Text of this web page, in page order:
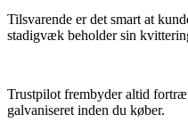
Tilsvarende er det smart at
stadigvæk beholder sin
Trustpilot frembyder altid
galvaniseret inden du køber.